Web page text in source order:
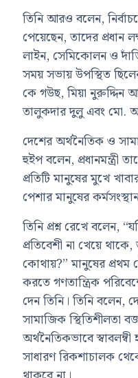
তিনি আরও বলেন,
পেয়েছেন, তাদের প্রধান
লাইন, সেমিকোলন ও
সময় সভায় উপস্থিত
কে গউছ,মিয়া নুরুদ্দিন
তালুকদার দুলুএবংমো.
দেশের অর্থনৈতিক ও
হুইপ বলেন, প্রধানমন্ত্রী
প্রতিটি মানুষের মুখে
পেশার মানুষের
তিনি প্রশ্ন রেখে বলেন,
প্রতিবেশী না খেয়ে থাকে,
কোথায়?” মানুষের প্রথম
করতে গণতান্ত্রিক
দেন তিনি। তিনি বলেন,
সামাজিক স্থিতিশীলতা
অর্থনৈতিকভাবে
সাধারণ রিকশাচালক